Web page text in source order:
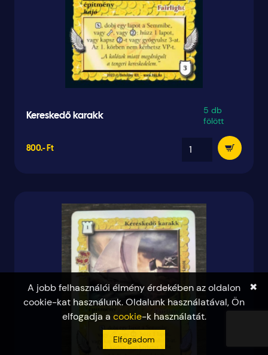
Kereskedő karakk
5 db
fölött
800.- Ft
A jobb felhasználói élmény érdekében az oldalon
cookie-kat használunk. Oldalunk használatával, Ön
elfogadja a cookie-k használatát.
Elfogadom
✖